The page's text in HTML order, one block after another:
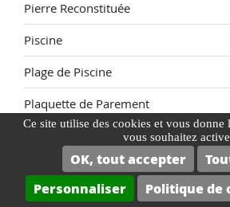
Ce site utilise des cookies et vous donne
vous souhaitez
OK, tout accepter
Personnaliser
Politique
Pierre Reconstituée
Piscine
Plage de Piscine
Plaquette de Parement
poncage terre cuite tomette
Primaire accrochage
Protection de la pierre naturelle